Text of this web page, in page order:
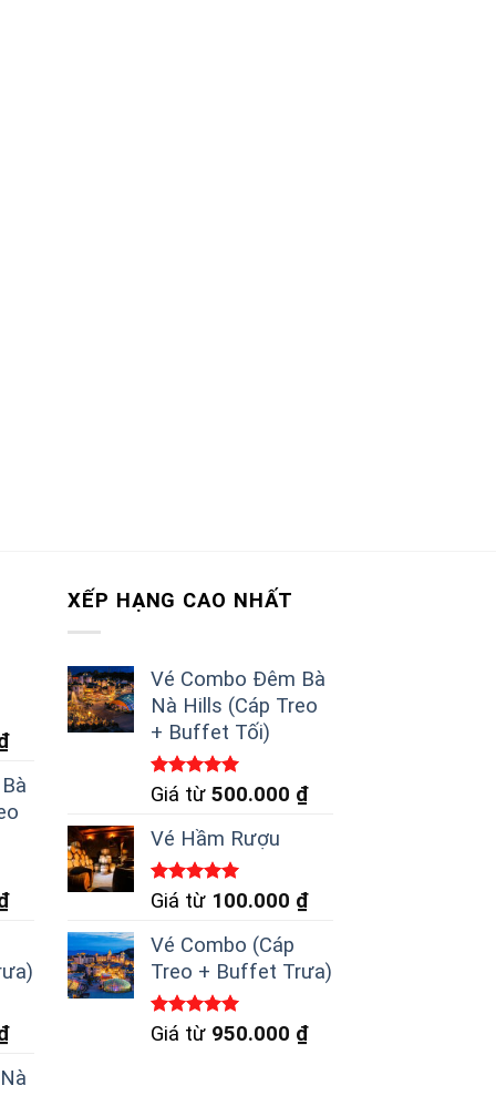
XẾP HẠNG CAO NHẤT
Vé Combo Đêm Bà
Nà Hills (Cáp Treo
+ Buffet Tối)
Được xếp
Giá từ 500.000 ₫
Vé Hầm Rượu
Được xếp
Giá từ 100.000 ₫
Vé Combo (Cáp
Treo + Buffet Trưa)
Được xếp
Giá từ 950.000 ₫